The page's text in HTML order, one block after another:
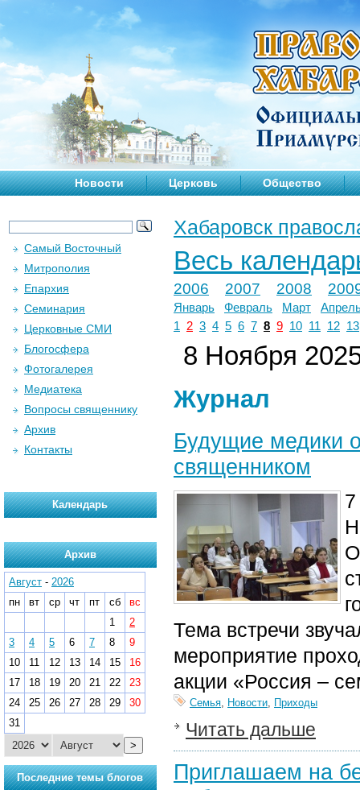
Новости Церковь Общество
Хабаровск
Весь
2006 2007 2008
Январь Февраль Март
1
2 3 4 5 6 7 8 9 10 11 12 13
8 Ноября
Журнал
Будущие медики
священником
Тема встречи
мероприятие
акции «Россия –
Семья, Новости, Приходы
Читать дальше
Приглашаем на
Самый Восточный
Митрополия
Епархия
Семинария
Церковные СМИ
Блогосфера
Фотогалерея
Медиатека
Вопросы священнику
Архив
Контакты
Календарь
Архив
Август - 2026
пн
вт ср чт пт сб
вс
1
2
3
4 5 6 7 8
9
10
11 12 13 14 15
16
17
18 19 20 21 22
23
24
25 26 27 28 29
30
31
>
Последние темы блогов